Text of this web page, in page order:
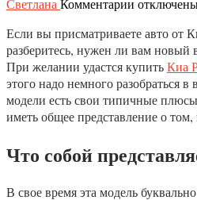
Светлана Комментарии к
Как
купить
автомобиль
Киа:
тонкости
и
нюансы
Если вы присматриваете авто от
разберитесь, нужен ли вам
При желании удастся купитьКиа
этого надо немного разобраться
модели есть свои типичные
иметь общее представление о
Что собой
В свое время эта модель